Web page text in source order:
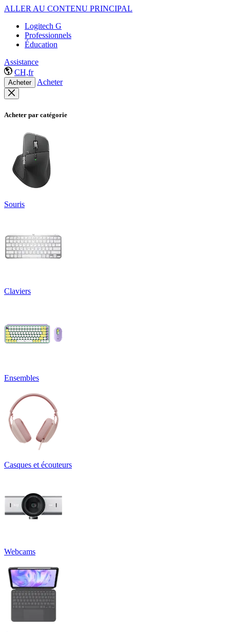
ALLER AU CONTENU PRINCIPAL
Logitech G
Professionnels
Éducation
Assistance
CH,fr
Acheter Acheter
Acheter par catégorie
Souris
Claviers
Ensembles
Casques et écouteurs
Webcams